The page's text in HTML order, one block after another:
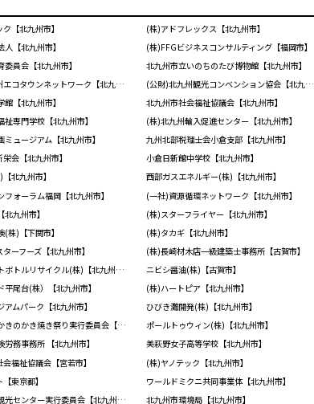
【北九州市】
(株)アドフレックス【北九州市】
【北九州市】
(株)FFGビジネスコンサルティング【福岡市】
員会【北九州市】
北九州市立いのちのたび博物館【北九州市】
(一社)北九州エコタウンネットワーク【北九州市】
(公財)北九州観光コンベンション協会【北九州市】
【北九州市】
北九州市社会福祉協議会【北九州市】
祉専門学校【北九州市】
(株)北九州輸入促進センター【北九州市】
ュージアム【北九州市】
九州北部税理士会小倉支部【北九州市】
会【北九州市】
小倉日新館中学校【北九州市】
北九州市】
西部ガスエネルギー(株)【北九州市】
フォーラム福岡【北九州市】
(一社)資源循環ネットワーク【北九州市】
九州市】
(株)スターフライヤー【北九州市】
株)【下関市】
(株)タカギ【北九州市】
ーフーズ【北九州市】
(株)長崎材木店一級建築士事務所【古賀市】
西日本ペットボトルリサイクル(株)【北九州市】
ニビシ醤油(株)【古賀市】
平尾台(株）【北九州市】
(株)ハートピア【北九州市】
ムパーク【北九州市】
ひびき灘開発(株)【北九州市】
豊前海一粒かきのかき焼き祭り実行委員会【北九州市】
ポールトゥウィン(株)【北九州市】
務事務所 【北九州市】
美萩野女子高等学校【北九州市】
福祉協議会【宮若市】
(株)ヤノテック【北九州市】
東京都】
ワールドミクニ共同事業体【北九州市】
北九州産業観光センター実行委員会【北九州市】 北九州市環境局【北九州市】